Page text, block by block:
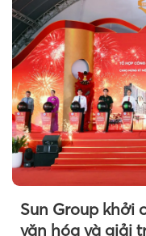
Sun Group khởi
văn hóa và giải